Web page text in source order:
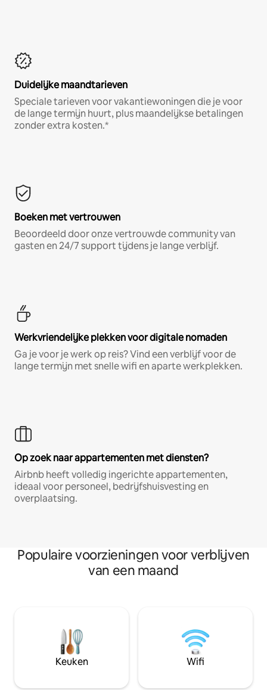
Duidelijke maandtarieven
Speciale tarieven voor vakantiewoningen die je voor
de lange termijn huurt, plus maandelijkse betalingen
zonder extra kosten.*
Boeken met vertrouwen
Beoordeeld door onze vertrouwde community van
gasten en 24/7 support tijdens je lange verblijf.
Werkvriendelijke plekken voor digitale nomaden
Ga je voor je werk op reis? Vind een verblijf voor de
lange termijn met snelle wifi en aparte werkplekken.
Op zoek naar appartementen met diensten?
Airbnb heeft volledig ingerichte appartementen,
ideaal voor personeel, bedrijfshuisvesting en
overplaatsing.
Populaire voorzieningen voor verblijven
van een maand
Keuken Wifi